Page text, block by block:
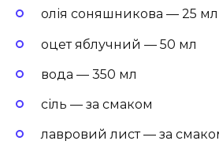
олія соняшникова — 25 мл
оцет яблучний — 50 мл
вода — 350 мл
сіль — за смаком
лавровий лист — за